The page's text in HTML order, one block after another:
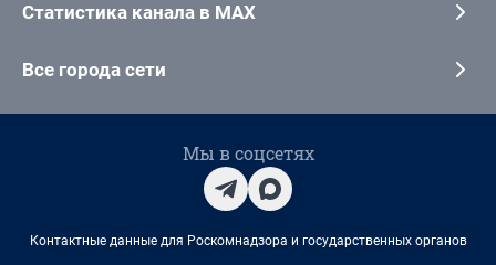
Статистика канала в MAX
Все города сети
Мы в соцсетях
Контактные данные для Роскомнадзора и государственных органов